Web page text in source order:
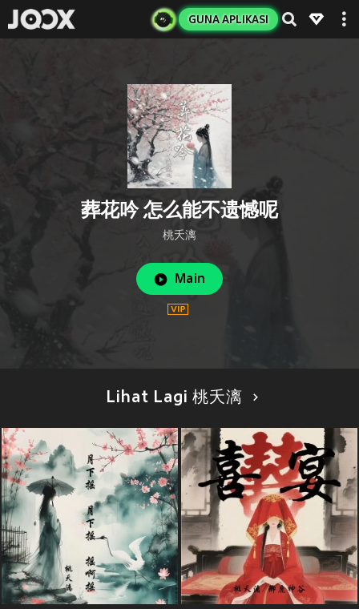
GUNA APLIKASI
葬花吟 怎么能不遗憾呢
桃夭漓
Main
Lihat Lagi 桃夭漓